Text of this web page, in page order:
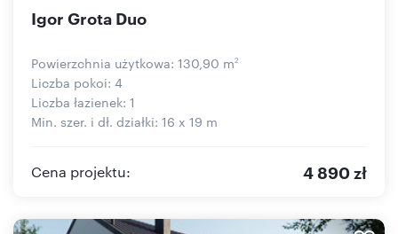
Igor Grota Duo
Powierzchnia użytkowa: 130,90 m2
Liczba pokoi: 4
Liczba łazienek: 1
Min. szer. i dł. działki: 16 x 19 m
Cena projektu: 4 890 zł